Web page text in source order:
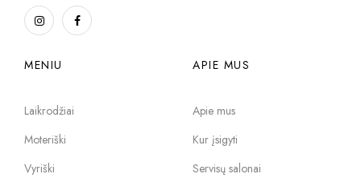
MENIU
Laikrodžiai
Moteriški
Vyriški
APIE MUS
Apie mus
Kur įsigyti
Servisų salonai